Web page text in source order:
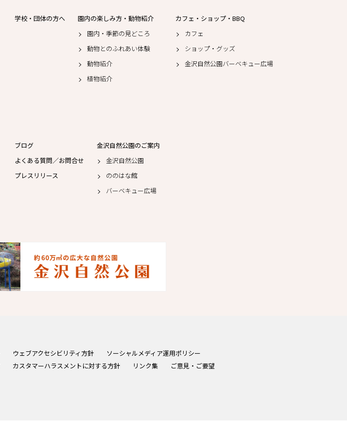
学校・団体の方へ
園内の楽しみ方・動物紹介
園内・季節の見どころ
動物とのふれあい体験
動物紹介
植物紹介
カフェ・ショップ・BBQ
カフェ
ショップ・グッズ
金沢自然公園バーベキュー広場
ブログ
よくある質問／お問合せ
プレスリリース
金沢自然公園のご案内
金沢自然公園
ののはな館
バーベキュー広場
ウェブアクセシビリティ方針
ソーシャルメディア運用ポリシー
カスタマーハラスメントに対する方針 リンク集 ご意見・ご要望